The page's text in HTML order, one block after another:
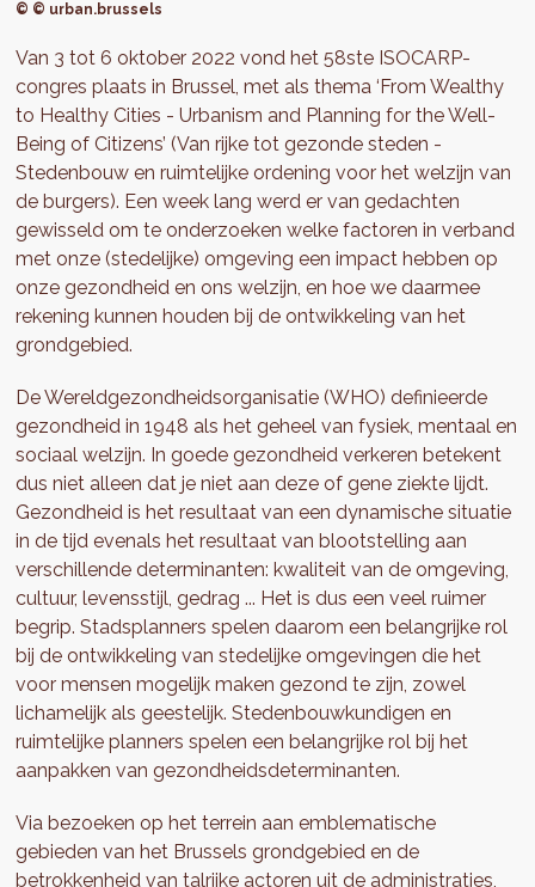
© © urban.brussels
Van 3 tot 6 oktober 2022 vond het 58ste ISOCARP-
congres plaats in Brussel, met als thema ‘From Wealthy
to Healthy Cities - Urbanism and Planning for the Well-
Being of Citizens’ (Van rijke tot gezonde steden -
Stedenbouw en ruimtelijke ordening voor het welzijn van
de burgers). Een week lang werd er van gedachten
gewisseld om te onderzoeken welke factoren in verband
met onze (stedelijke) omgeving een impact hebben op
onze gezondheid en ons welzijn, en hoe we daarmee
rekening kunnen houden bij de ontwikkeling van het
grondgebied.
De Wereldgezondheidsorganisatie (WHO) definieerde
gezondheid in 1948 als het geheel van fysiek, mentaal en
sociaal welzijn. In goede gezondheid verkeren betekent
dus niet alleen dat je niet aan deze of gene ziekte lijdt.
Gezondheid is het resultaat van een dynamische situatie
in de tijd evenals het resultaat van blootstelling aan
verschillende determinanten: kwaliteit van de omgeving,
cultuur, levensstijl, gedrag ... Het is dus een veel ruimer
begrip. Stadsplanners spelen daarom een belangrijke rol
bij de ontwikkeling van stedelijke omgevingen die het
voor mensen mogelijk maken gezond te zijn, zowel
lichamelijk als geestelijk. Stedenbouwkundigen en
ruimtelijke planners spelen een belangrijke rol bij het
aanpakken van gezondheidsdeterminanten.
Via bezoeken op het terrein aan emblematische
gebieden van het Brussels grondgebied en de
betrokkenheid van talrijke actoren uit de administraties,